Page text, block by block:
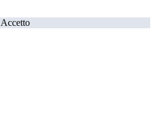
Accetto